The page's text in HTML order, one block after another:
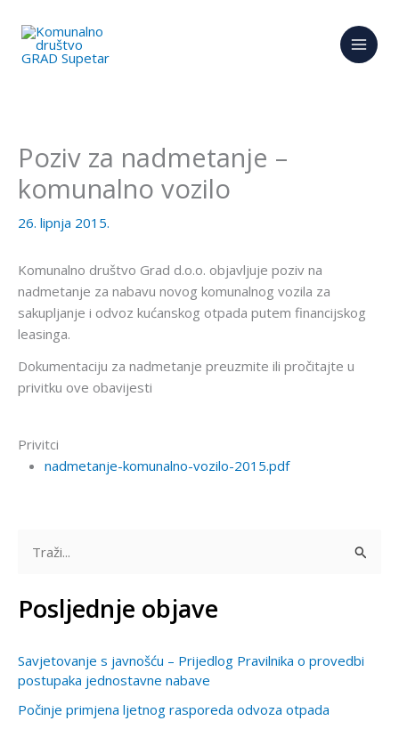
content
Poziv za nadmetanje –
komunalno vozilo
26. lipnja 2015.
Komunalno društvo Grad d.o.o. objavljuje poziv na
nadmetanje za nabavu novog komunalnog vozila za
sakupljanje i odvoz kućanskog otpada putem financijskog
leasinga.
Dokumentaciju za nadmetanje preuzmite ili pročitajte u
privitku ove obavijesti
Privitci
nadmetanje-komunalno-vozilo-2015.pdf
a
i
:
Posljednje objave
Savjetovanje s javnošću – Prijedlog Pravilnika o provedbi
postupaka jednostavne nabave
Počinje primjena ljetnog rasporeda odvoza otpada